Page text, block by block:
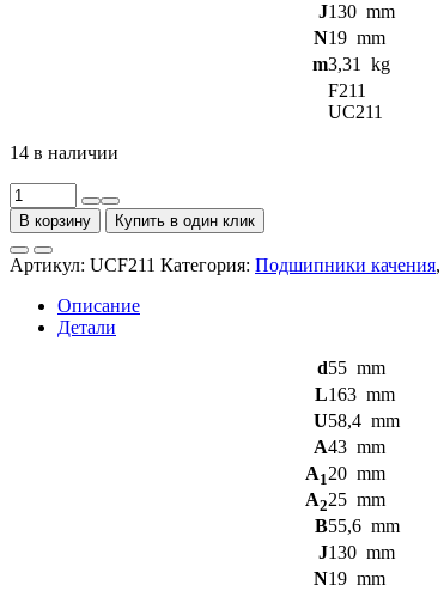
J130 mm
N19 mm
m3,31 kg
F211
UC211
14 в наличии
Количество
товара
Подшипниковые
узлы
с
корпусами
UCF211
В корзину Купить в один клик
Артикул: UCF211 Категория: Подшипники качения,
Описание
Детали
d55 mm
L163 mm
U58,4 mm
A43 mm
A120 mm
A225 mm
B55,6 mm
J130 mm
N19 mm